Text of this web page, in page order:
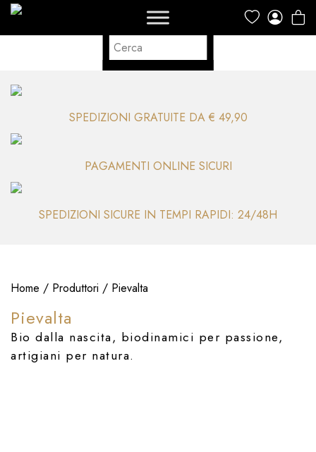
SPEDIZIONI GRATUITE DA € 49,90
PAGAMENTI ONLINE SICURI
SPEDIZIONI SICURE IN TEMPI RAPIDI: 24/48H
Home / Produttori / Pievalta
Pievalta
Bio dalla nascita, biodinamici per passione,
artigiani per natura.